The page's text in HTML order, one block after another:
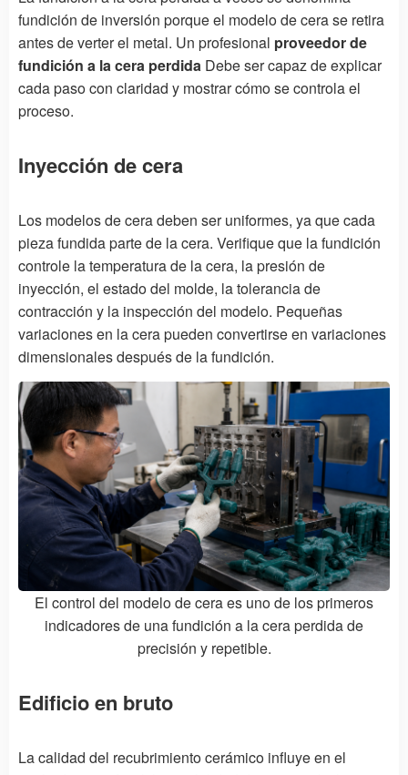
fundición de inversión porque el modelo de cera se retira
antes de verter el metal. Un profesional proveedor de
fundición a la cera perdida Debe ser capaz de explicar
cada paso con claridad y mostrar cómo se controla el
proceso.
Inyección de cera
Los modelos de cera deben ser uniformes, ya que cada
pieza fundida parte de la cera. Verifique que la fundición
controle la temperatura de la cera, la presión de
inyección, el estado del molde, la tolerancia de
contracción y la inspección del modelo. Pequeñas
variaciones en la cera pueden convertirse en variaciones
dimensionales después de la fundición.
El control del modelo de cera es uno de los primeros
indicadores de una fundición a la cera perdida de
precisión y repetible.
Edificio en bruto
La calidad del recubrimiento cerámico influye en el